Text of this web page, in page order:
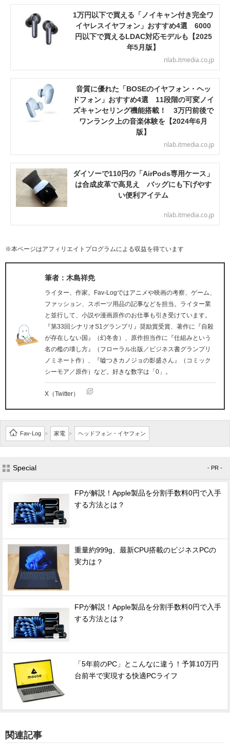
1万円以下で買える「ノイキャン付き完全ワ
イヤレスイヤフォン」おすすめ4選 6000
円以下で買えるLDAC対応モデルも【2025
年5月版】
nlab.itmedia.co.jp
音質に優れた「BOSEのイヤフォン・ヘッ
ドフォン」おすすめ4選 11段階の可変ノイ
ズキャンセリング機能搭載！ 3万円前後で
ワンランク上の音楽体験を【2024年6月
版】
nlab.itmedia.co.jp
ダイソーで110円の「AirPods専用ケース」
は合成皮革で高見え バッグにも下げやす
い便利アイテム
nlab.itmedia.co.jp
※本ページはアフィリエイトプログラムによる収益を得ています
筆者：木島祥尭
ライター、作家。Fav-Logではアニメや映画の考察、ゲーム、
ファッション、スポーツ用品の記事などを担当。ライター業
と並行して、小説や漫画原作のお仕事も引き受けています。
『第33回シナリオS1グランプリ』奨励賞受賞、著作に『自殺
が存在しない国』（幻冬舎）、原作担当作に『仕組みという
名の檻の壊し方』（フローラル出版／ビジネス書グランプリ
ノミネート作）、『嘘つきカノジョの影盛さん』（コミック
シーモア／原作）など。好きな数字は「0」。
X（Twitter）
Fav-Log > 家電 > ヘッドフォン・イヤフォン
Special - PR -
FPが解説！Apple製品を分割手数料0円で入手
する方法とは？
重量約999g、最新CPU搭載のビジネスPCの
実力は？
FPが解説！Apple製品を分割手数料0円で入手
する方法とは？
「5年前のPC」とこんなに違う！予算10万円
台前半で実現する快適PCライフ
関連記事